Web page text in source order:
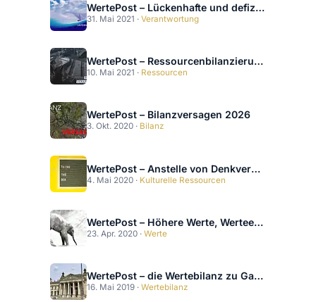
WertePost – Lückenhafte und defizitäre Bilanzen 2025
31. Mai 2021 · Verantwortung
WertePost – Ressourcenbilanzierung 2025
10. Mai 2021 · Ressourcen
WertePost – Bilanzversagen 2026
3. Okt. 2020 · Bilanz
WertePost – Anstelle von Denkverboten 2026
4. Mai 2020 · Kulturelle Ressourcen
WertePost – Höhere Werte, Werteebenen für die Wertebilanz 2020
23. Apr. 2020 · Werte
WertePost – die Wertebilanz zu Gast im Bundestag
16. Mai 2019 · Wertebilanz